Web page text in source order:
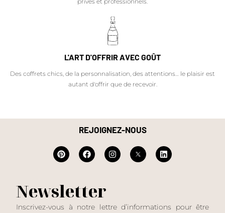
L'ART D'OFFRIR AVEC GOÛT
Des coffrets chics, de la personnalisation, des attentions… le plaisir est
autant d'offrir que de recevoir.
REJOIGNEZ-NOUS
Newsletter
Inscrivez-vous à notre lettre d’informations pour être